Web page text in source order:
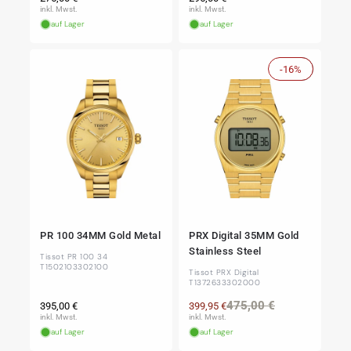
Preis
inkl. Mwst.
auf Lager
Preis
inkl. Mwst.
auf Lager
PR 100 34MM Gold Metal
Tissot PR 100 34
T1502103302100
Normaler
Preis
395,00 €
inkl. Mwst.
auf Lager
Sale
PRX Digital 35MM Gold
Stainless Steel
Tissot PRX Digital
T1372633302000
Normaler
475,00 €
399,95 €
inkl. Mwst.
auf Lager
-16%